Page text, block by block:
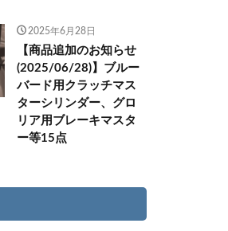
2025年6月28日
【商品追加のお知らせ
(2025/06/28)】ブルー
バード用クラッチマス
ターシリンダー、グロ
リア用ブレーキマスタ
ー等15点